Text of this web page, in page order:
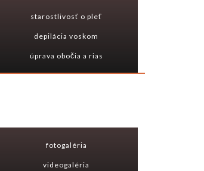
starostlivosť o pleť
depilácia voskom
úprava obočia a rias
fotogaléria
videogaléria